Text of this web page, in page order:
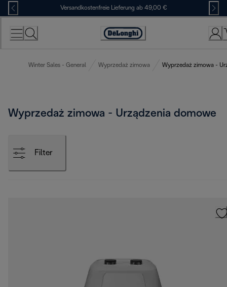
Skip
to
Content
Versandkostenfreie Lieferung ab 49,00 €
Erklärung
Zugänglichkeit
Winter Sales - General Wyprzedaż zimowa Wyprzedaż zimowa -
Wyprzedaż zimowa - Urządzenia domowe
Filter